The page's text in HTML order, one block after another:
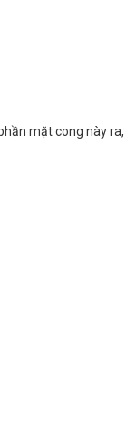
mặt cong này ra,